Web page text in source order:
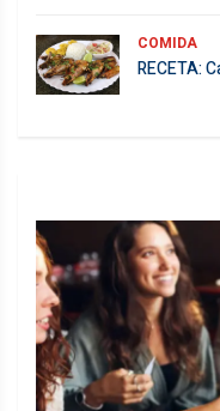
COMIDA
RECETA: